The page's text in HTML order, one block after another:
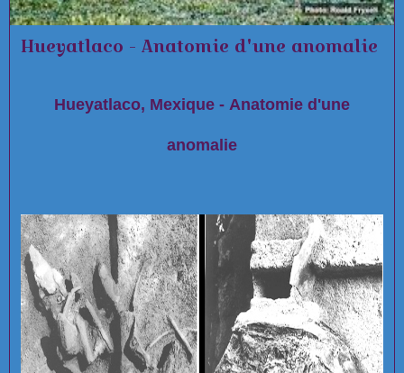
Hueyatlaco - Anatomie d'une anomalie
Hueyatlaco, Mexique - Anatomie d'une
anomalie